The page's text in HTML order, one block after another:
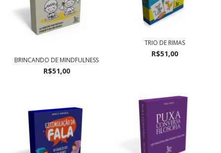
BRINCANDO DE MINDFULNESS
R$51,00
TRIO DE RIMAS
R$51,00